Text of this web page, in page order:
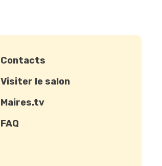
Contacts
Visiter le salon
Maires.tv
FAQ